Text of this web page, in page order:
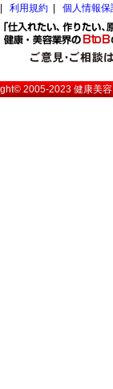
利用規約 個人情報
2005-2023健康美